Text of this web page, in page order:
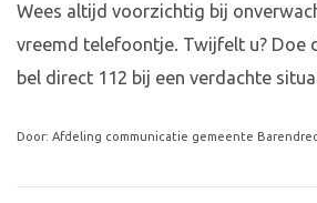
Wees altijd voorzichtig bij
vreemd telefoontje. Twijfelt u? Doe
bel direct 112 bij een verdachte
Door: Afdeling communicatie gemeente